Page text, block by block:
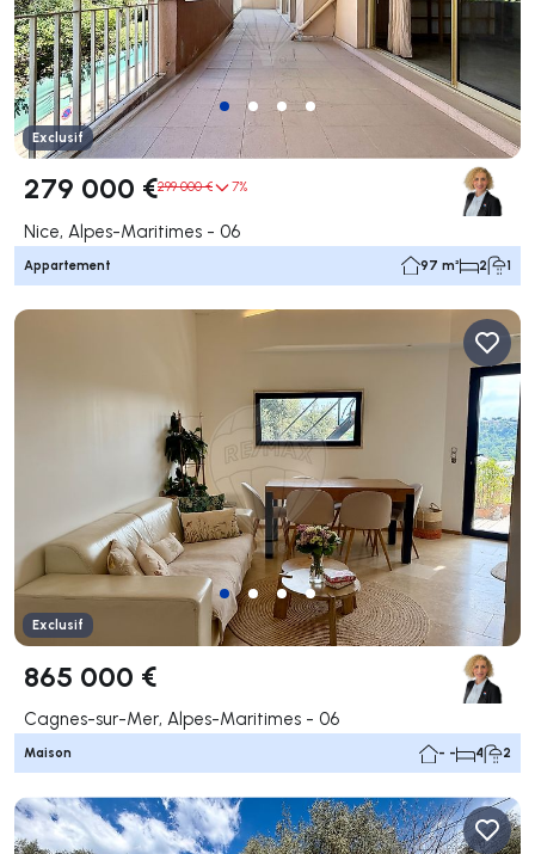
Exclusif
279 000 €299 000 € 7%
Nice, Alpes-Maritimes - 06
Appartement 97 m² 2 1
Exclusif
865 000 €
Cagnes-sur-Mer, Alpes-Maritimes - 06
Maison - - 4 2